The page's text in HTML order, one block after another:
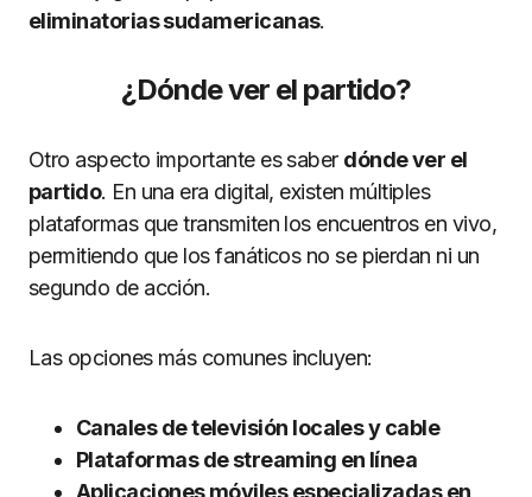
eliminatorias sudamericanas.
¿Dónde ver el partido?
Otro aspecto importante es saber dónde ver el
partido. En una era digital, existen múltiples
plataformas que transmiten los encuentros en vivo,
permitiendo que los fanáticos no se pierdan ni un
segundo de acción.
Las opciones más comunes incluyen:
Canales de televisión locales y cable
Plataformas de streaming en línea
Aplicaciones móviles especializadas en